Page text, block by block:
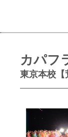
カパ
東京本校【